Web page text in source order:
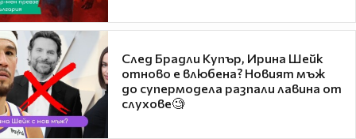
След Брадли Купър, Ирина Шейк
отново е влюбена? Новият мъж
до супермодела разпали лавина от
слухове🧐